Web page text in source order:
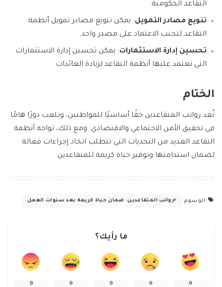
التقاعد الحكومية.
تنويع مصادر التمويل: يمكن تنويع مصادر تمويل أنظمة
التقاعد لتجنب الاعتماد على مصدر واحد.
تحسين إدارة الاستثمارات: يمكن تحسين إدارة الاستثمارات
التي تعتمد عليها أنظمة التقاعد لزيادة العائدات.
الختام
تُعد رواتب المتقاعدين حقًا أساسيًا للمواطنين، وتلعب دورًا هامًا
في تحقيق الأمن الاجتماعي والاقتصادي. ومع ذلك، تواجه أنظمة
التقاعد العديد من التحديات التي تتطلب اتخاذ إجراءات فعالة
لضمان استدامتها وتوفير حياة كريمة للمتقاعدين.
الوسوم رواتب المتقاعدين: ضمان حياة كريمة بعد سنوات العمل
ما رأيك؟
0
0
0
0
0